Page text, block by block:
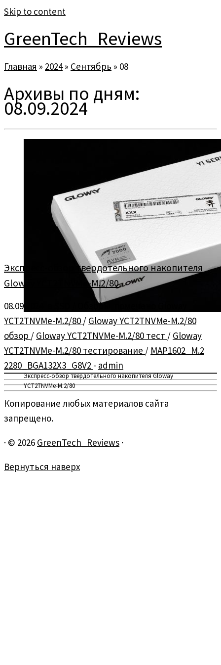
Skip to content
GreenTech_Reviews
Главная » 2024 » Сентябрь » 08
Архивы по дням:
08.09.2024
Экспресс-обзор твердотельного накопителя Gloway
YCT2TNVMe-M.2/80
Экспресс-обзор твердотельного накопителя
Gloway YCT2TNVMe-M.2/80
08.09.2024 Обзоры
YCT2TNVMe-M.2/80 / Gloway YCT2TNVMe-M.2/80
обзор / Gloway YCT2TNVMe-M.2/80 тест / Gloway
YCT2TNVMe-M.2/80 тестирование / MAP1602_M.2
2280_BGA132X3_G8V2 - admin
Копирование любых материалов сайта
запрещено.
· © 2026 GreenTech_Reviews ·
Вернуться наверх